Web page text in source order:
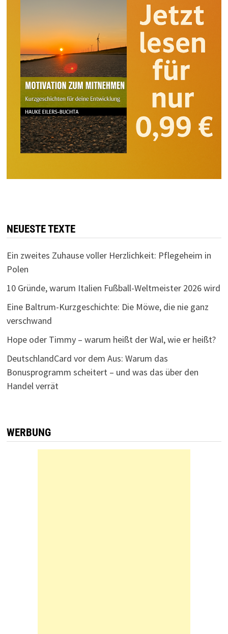
NEUESTE TEXTE
Ein zweites Zuhause voller Herzlichkeit: Pflegeheim in
Polen
10 Gründe, warum Italien Fußball-Weltmeister 2026 wird
Eine Baltrum-Kurzgeschichte: Die Möwe, die nie ganz
verschwand
Hope oder Timmy – warum heißt der Wal, wie er heißt?
DeutschlandCard vor dem Aus: Warum das
Bonusprogramm scheitert – und was das über den
Handel verrät
WERBUNG